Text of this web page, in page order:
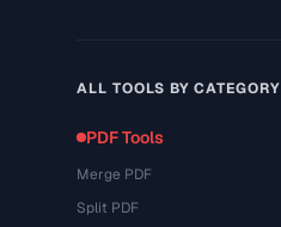
ALL TOOLS BY CATEGORY
PDF Tools
Merge PDF
Split PDF